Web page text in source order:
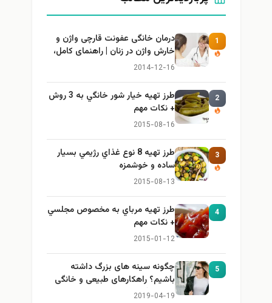
1
درمان خانگی عفونت قارچی واژن و
خارش واژن در زنان | راهنمای کامل،
ایمن و کاربردی
2014-12-16
2
طرز تهيه خیار شور خانگي به 3 روش
+ نكات مهم
2015-08-16
3
طرز تهيه 8 نوع غذاي رژيمي بسيار
ساده و خوشمزه
2015-08-13
4
طرز تهيه مرباي به مخصوص مجلسي
+ نكات مهم
2015-01-12
5
چگونه سینه های بزرگ داشته
باشیم؟ راهکارهای طبیعی و خانگی
برای بزرگ کردن سینه
2019-04-19